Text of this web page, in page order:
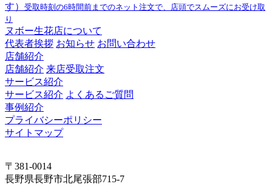
す） 受取時刻の6時間前までのネット注文で、店頭でスムーズにお受け取
り
ヌボー生花店について
代表者挨拶 お知らせ お問い合わせ
店舗紹介
店舗紹介 来店受取注文
サービス紹介
サービス紹介 よくあるご質問
事例紹介
プライバシーポリシー
サイトマップ
〒381-0014
長野県長野市北尾張部715-7